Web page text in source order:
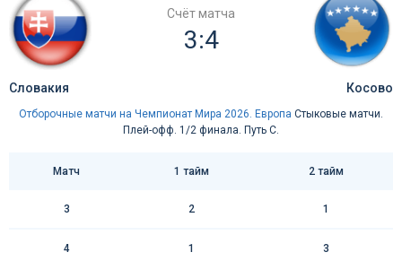
Счёт матча
3:4
Словакия Косово
Отборочные матчи на Чемпионат Мира 2026. Европа Стыковые матчи.
Плей-офф. 1/2 финала. Путь C.
Матч 1 тайм 2 тайм
3 2 1
4 1 3